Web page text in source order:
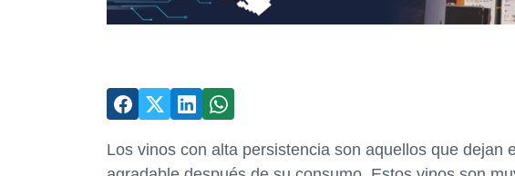
Los vinos con alta persistencia son aquellos que dejan